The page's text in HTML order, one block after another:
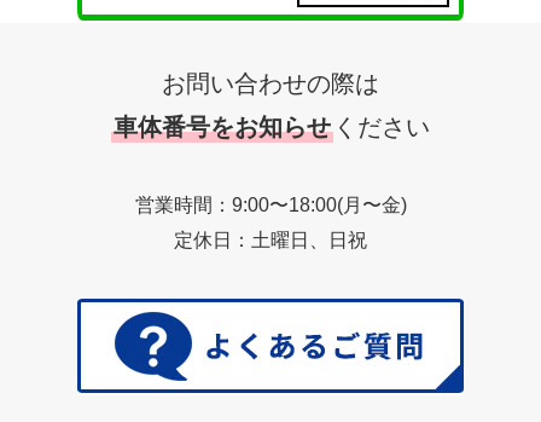
お問い合わせの際は
車体番号をお知らせ ください
営業時間：9:00〜18:00(月〜金)
定休日：土曜日、日祝